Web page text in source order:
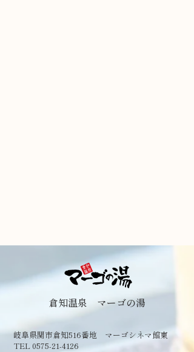
倉知温泉 マーゴの湯
岐阜県関市倉知516番地 マーゴシネマ館東
TEL 0575-21-4126